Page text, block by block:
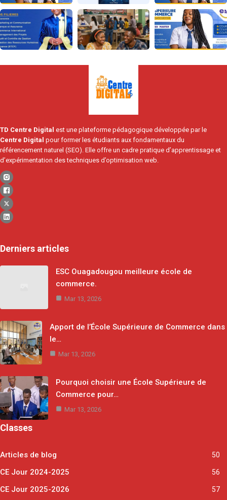
TD Centre Digital est une plateforme pédagogique développée par le
Centre Digital pour former les étudiants aux fondamentaux du
référencement naturel (SEO). Elle offre un cadre pratique d’apprentissage et
d’expérimentation des techniques d’optimisation web.
Derniers articles
ESC Ouagadougou meilleure école de
commerce.
Mar 13, 2026
Apport de l’École Supérieure de Commerce dans
le…
Mar 13, 2026
Pourquoi choisir une École Supérieure de
Commerce pour…
Mar 13, 2026
Classes
Articles de blog 50
CE Jour 2024-2025 56
CE Jour 2025-2026 57